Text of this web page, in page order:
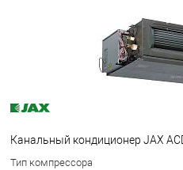
Канальный кондиционер JAX
Тип компрессора